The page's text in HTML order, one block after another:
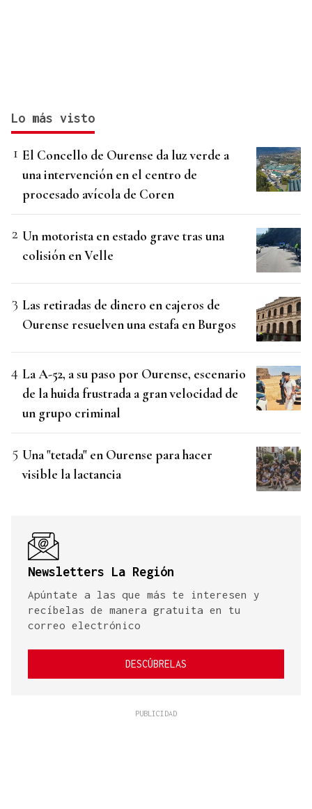
Lo más visto
El Concello de Ourense da luz verde a
una intervención en el centro de
procesado avícola de Coren
Un motorista en estado grave tras una
colisión en Velle
Las retiradas de dinero en cajeros de
Ourense resuelven una estafa en Burgos
La A-52, a su paso por Ourense, escenario
de la huida frustrada a gran velocidad de
un grupo criminal
Una "tetada" en Ourense para hacer
visible la lactancia
Newsletters La Región
Apúntate a las que más te interesen y
recíbelas de manera gratuita en tu
correo electrónico
DESCÚBRELAS